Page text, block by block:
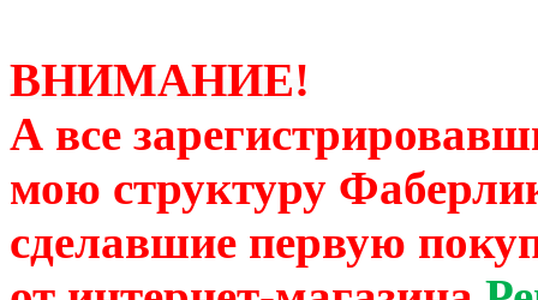
ВНИМАНИЕ!
А все
мою структуру
сделавшие первую